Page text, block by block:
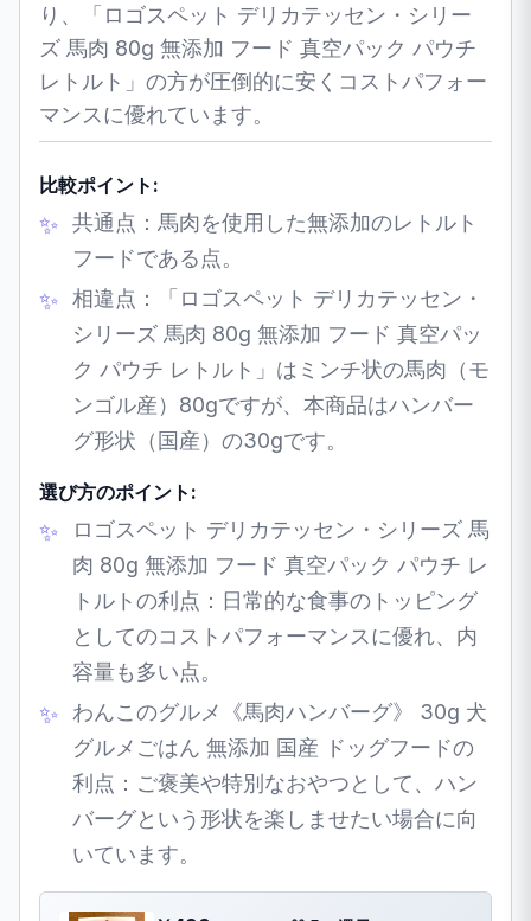
り、「ロゴスペット デリカテッセン・シリー
ズ 馬肉 80g 無添加 フード 真空パック パウチ
レトルト」の方が圧倒的に安くコストパフォー
マンスに優れています。
比較ポイント:
共通点：馬肉を使用した無添加のレトルト
フードである点。
相違点：「ロゴスペット デリカテッセン・
シリーズ 馬肉 80g 無添加 フード 真空パッ
ク パウチ レトルト」はミンチ状の馬肉（モ
ンゴル産）80gですが、本商品はハンバー
グ形状（国産）の30gです。
選び方のポイント:
ロゴスペット デリカテッセン・シリーズ 馬
肉 80g 無添加 フード 真空パック パウチ レ
トルトの利点：日常的な食事のトッピング
としてのコストパフォーマンスに優れ、内
容量も多い点。
わんこのグルメ《馬肉ハンバーグ》 30g 犬
グルメごはん 無添加 国産 ドッグフードの
利点：ご褒美や特別なおやつとして、ハン
バーグという形状を楽しませたい場合に向
いています。